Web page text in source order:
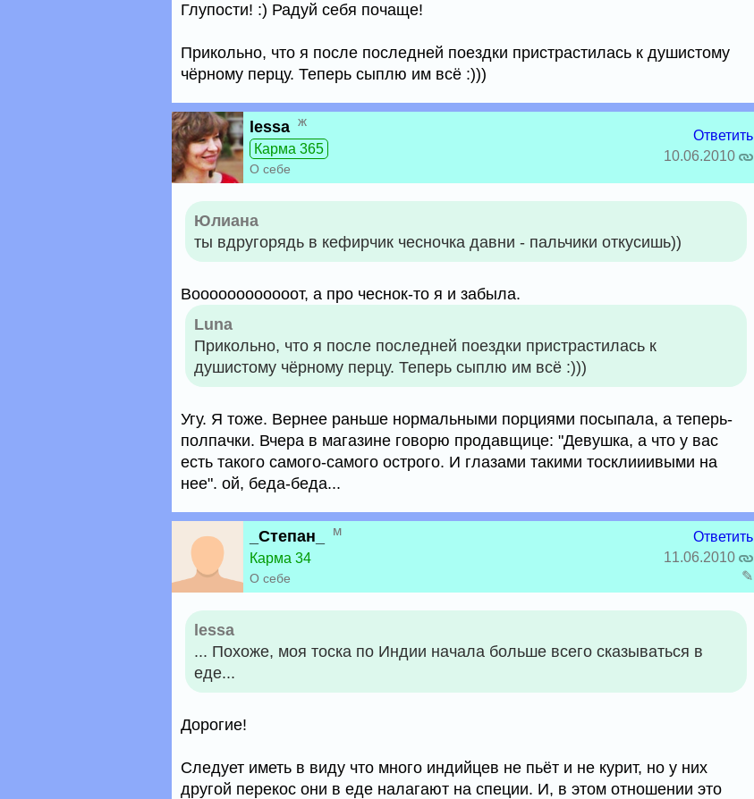
Глупости! :) Радуй себя почаще!
Прикольно, что я после последней поездки пристрастилась к душистому
чёрному перцу. Теперь сыплю им всё :)))
lessa ж
Карма 365
О себе
Ответить
10.06.2010
Юлиана
ты вдругорядь в кефирчик чесночка давни - пальчики откусишь))
Воооооооооооот, а про чеснок-то я и забыла.
Luna
Прикольно, что я после последней поездки пристрастилась к
душистому чёрному перцу. Теперь сыплю им всё :)))
Угу. Я тоже. Вернее раньше нормальными порциями посыпала, а теперь-
полпачки. Вчера в магазине говорю продавщице: "Девушка, а что у вас
есть такого самого-самого острого. И глазами такими тосклииивыми на
нее". ой, беда-беда...
_Степан_
м
Карма 34
О себе
Ответить
11.06.2010
✎
lessa
... Похоже, моя тоска по Индии начала больше всего сказываться в
еде...
Дорогие!
Следует иметь в виду что много индийцев не пьёт и не курит, но у них
другой перекос они в еде налагают на специи. И, в этом отношении это